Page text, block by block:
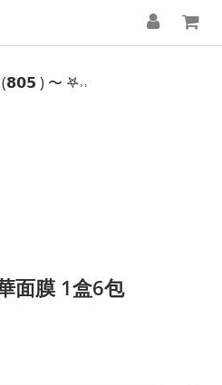
) 〜 𖤐˒˒‪‪
面膜 1盒6包